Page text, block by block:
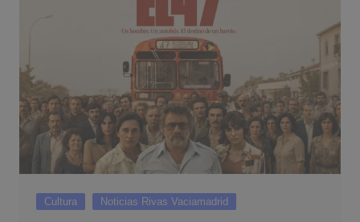
Cultura Noticias Rivas Vaciamadrid